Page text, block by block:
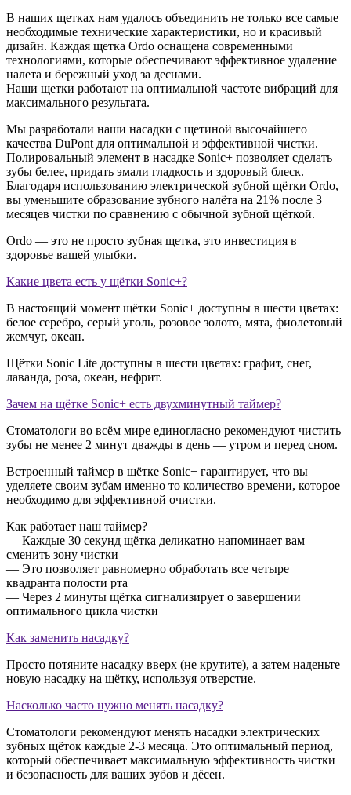
В наших щетках нам удалось объединить не только все самые
необходимые технические характеристики, но и красивый
дизайн. Каждая щетка Ordo оснащена современными
технологиями, которые обеспечивают эффективное удаление
налета и бережный уход за деснами.
Наши щетки работают на оптимальной частоте вибраций для
максимального результата.
Мы разработали наши насадки с щетиной высочайшего
качества DuPont для оптимальной и эффективной чистки.
Полировальный элемент в насадке Sonic+ позволяет сделать
зубы белее, придать эмали гладкость и здоровый блеск.
Благодаря использованию электрической зубной щётки Ordo,
вы уменьшите образование зубного налёта на 21% после 3
месяцев чистки по сравнению с обычной зубной щёткой.
Ordo — это не просто зубная щетка, это инвестиция в
здоровье вашей улыбки.
Какие цвета есть у щётки Sonic+?
В настоящий момент щётки Sonic+ доступны в шести цветах:
белое серебро, серый уголь, розовое золото, мята, фиолетовый
жемчуг, океан.
Щётки Sonic Lite доступны в шести цветах: графит, снег,
лаванда, роза, океан, нефрит.
Зачем на щётке Sonic+ есть двухминутный таймер?
Стоматологи во всём мире единогласно рекомендуют чистить
зубы не менее 2 минут дважды в день — утром и перед сном.
Встроенный таймер в щётке Sonic+ гарантирует, что вы
уделяете своим зубам именно то количество времени, которое
необходимо для эффективной очистки.
Как работает наш таймер?
— Каждые 30 секунд щётка деликатно напоминает вам
сменить зону чистки
— Это позволяет равномерно обработать все четыре
квадранта полости рта
— Через 2 минуты щётка сигнализирует о завершении
оптимального цикла чистки
Как заменить насадку?
Просто потяните насадку вверх (не крутите), а затем наденьте
новую насадку на щётку, используя отверстие.
Насколько часто нужно менять насадку?
Стоматологи рекомендуют менять насадки электрических
зубных щёток каждые 2-3 месяца. Это оптимальный период,
который обеспечивает максимальную эффективность чистки
и безопасность для ваших зубов и дёсен.